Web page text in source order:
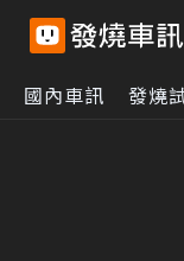
國內車訊 發燒